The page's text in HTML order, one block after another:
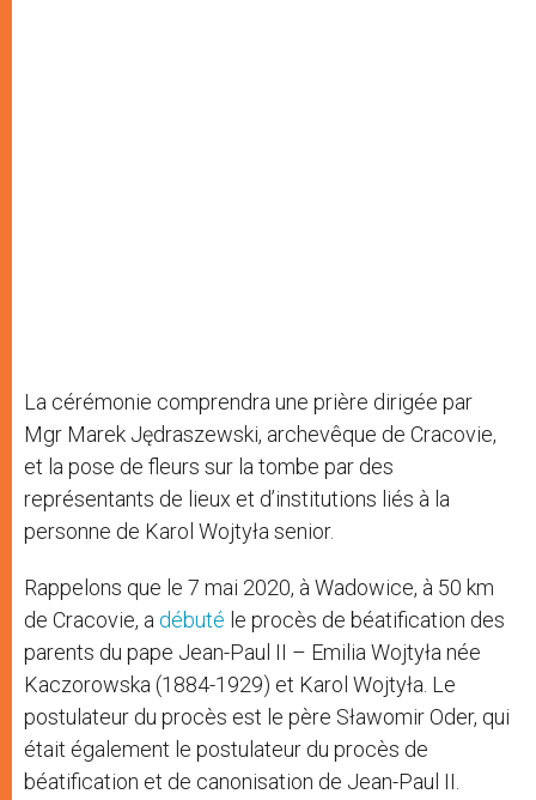
La cérémonie comprendra une prière dirigée par
Mgr Marek Jędraszewski, archevêque de Cracovie,
et la pose de fleurs sur la tombe par des
représentants de lieux et d’institutions liés à la
personne de Karol Wojtyła senior.
Rappelons que le 7 mai 2020, à Wadowice, à 50 km
de Cracovie, a débuté le procès de béatification des
parents du pape Jean-Paul II – Emilia Wojtyła née
Kaczorowska (1884-1929) et Karol Wojtyła. Le
postulateur du procès est le père Sławomir Oder, qui
était également le postulateur du procès de
béatification et de canonisation de Jean-Paul II.